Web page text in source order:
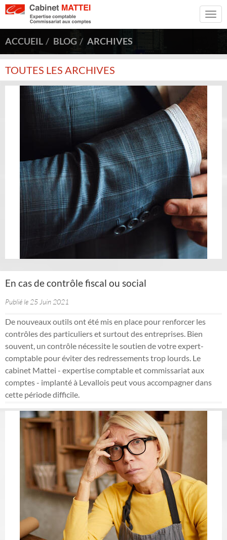
ACCUEIL BLOG ARCHIVES
TOUTES LES ARCHIVES
En cas de contrôle fiscal ou social
Publié le 25 Juin 2021
De nouveaux outils ont été mis en place pour renforcer les
contrôles des particuliers et surtout des entreprises. Bien
souvent, un contrôle nécessite le soutien de votre expert-
comptable pour éviter des redressements trop lourds. Le
cabinet Mattei - expertise comptable et commissariat aux
comptes - implanté à Levallois peut vous accompagner dans
cette période difficile.